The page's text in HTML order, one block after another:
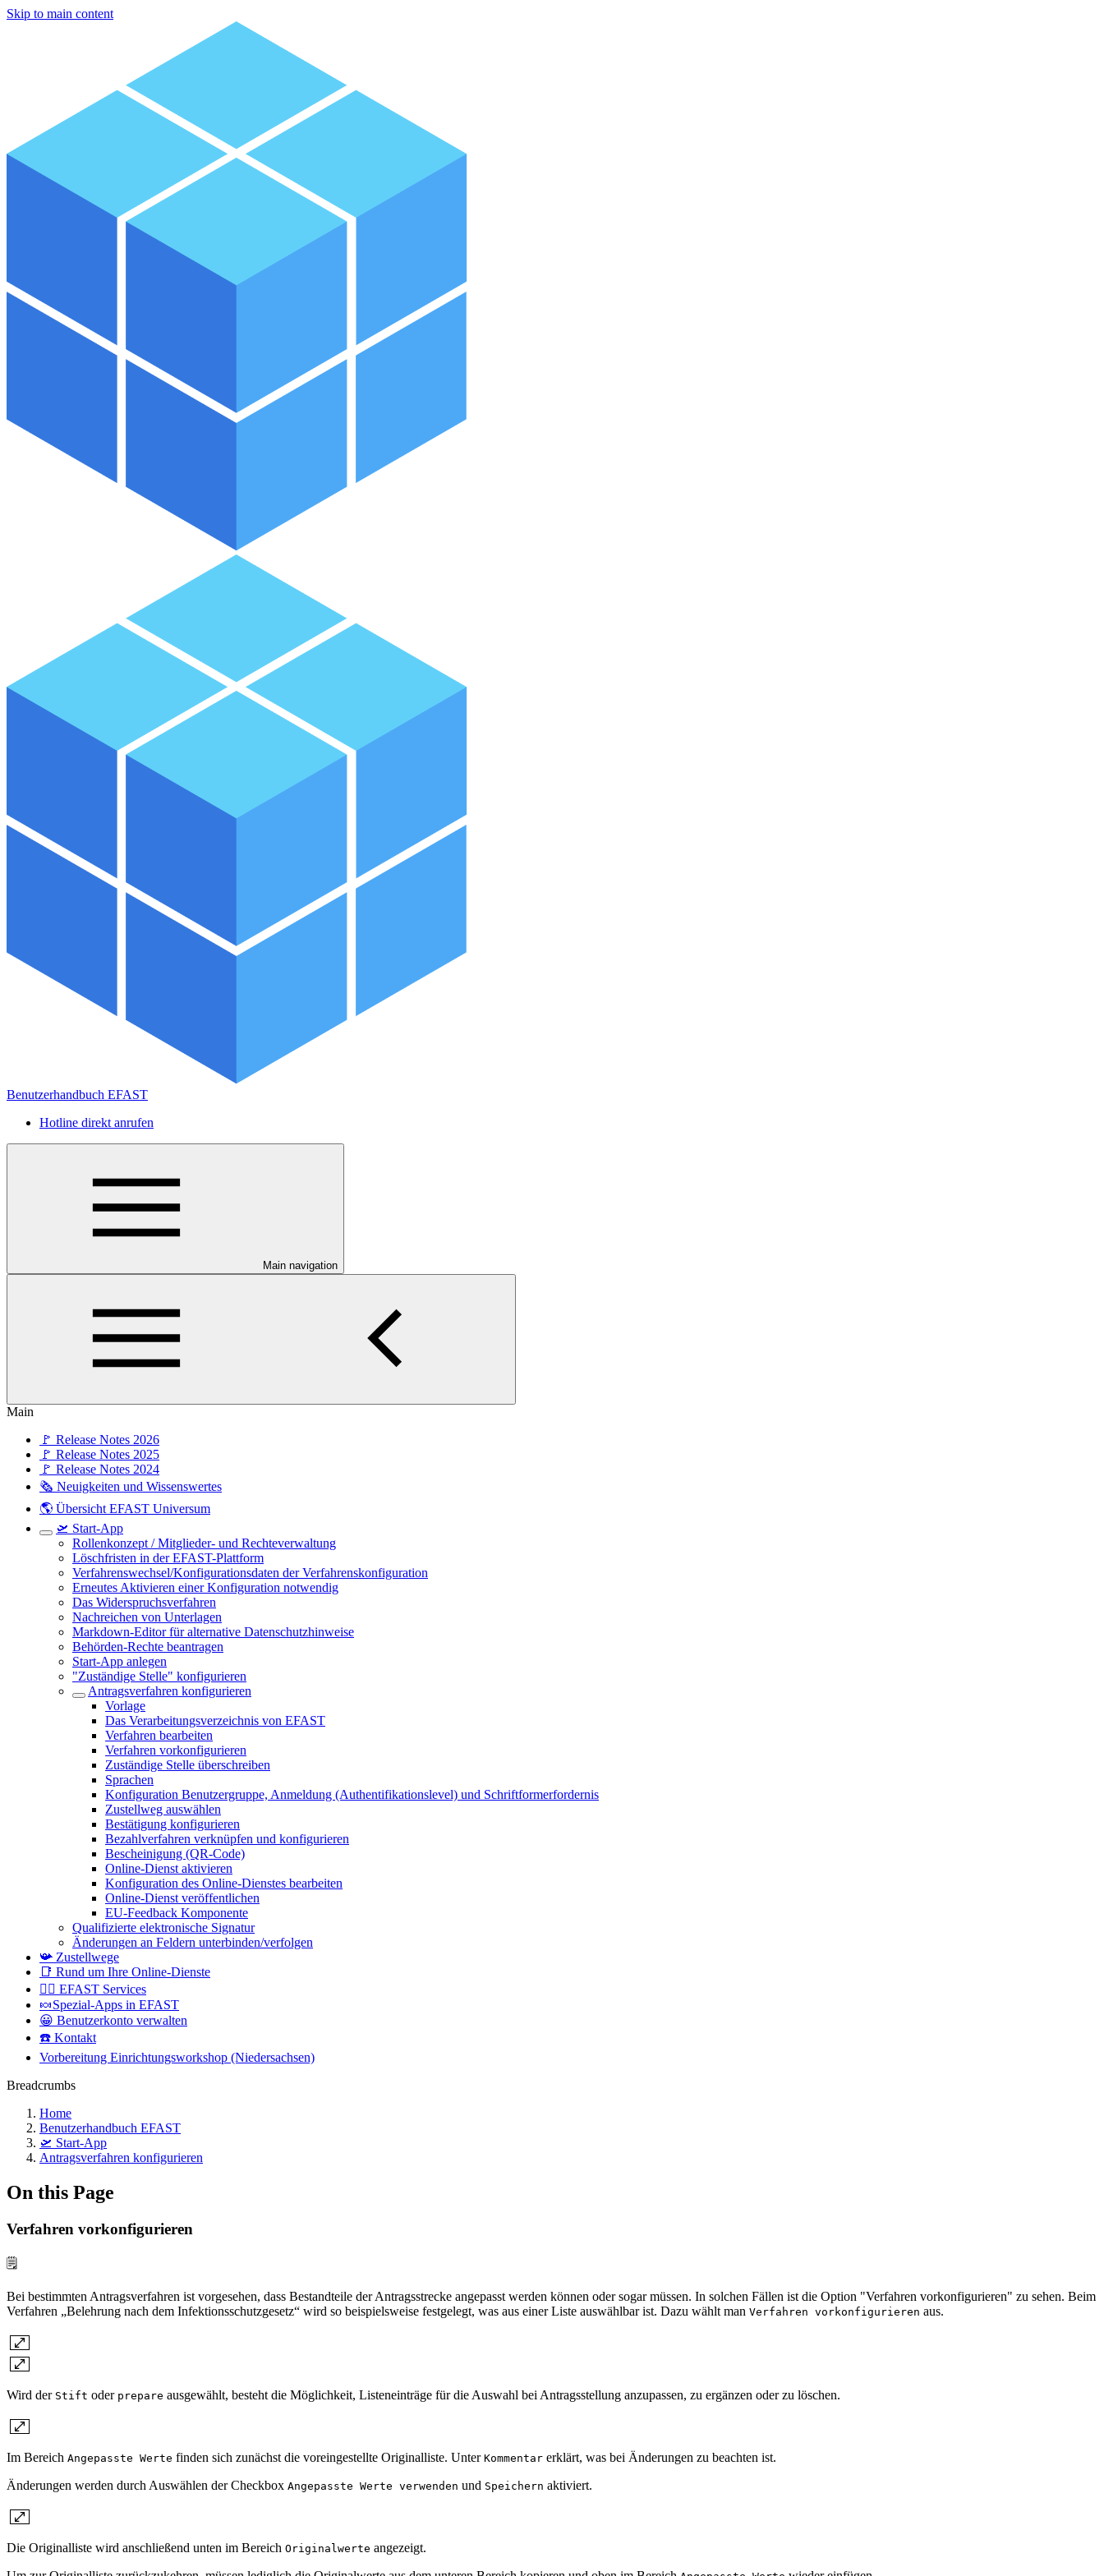
Skip to main content
Benutzerhandbuch EFAST
Hotline direkt anrufen
Main navigation
Main
🚩 Release Notes 2026
🚩 Release Notes 2025
🚩 Release Notes 2024
🗞️ Neuigkeiten und Wissenswertes
🌎 Übersicht EFAST Universum
🛫 Start-App
Rollenkonzept / Mitglieder- und Rechteverwaltung
Löschfristen in der EFAST-Plattform
Verfahrenswechsel/Konfigurationsdaten der Verfahrenskonfiguration
Erneutes Aktivieren einer Konfiguration notwendig
Das Widerspruchsverfahren
Nachreichen von Unterlagen
Markdown-Editor für alternative Datenschutzhinweise
Behörden-Rechte beantragen
Start-App anlegen
"Zuständige Stelle" konfigurieren
Antragsverfahren konfigurieren
Vorlage
Das Verarbeitungsverzeichnis von EFAST
Verfahren bearbeiten
Verfahren vorkonfigurieren
Zuständige Stelle überschreiben
Sprachen
Konfiguration Benutzergruppe, Anmeldung (Authentifikationslevel) und Schriftformerfordernis
Zustellweg auswählen
Bestätigung konfigurieren
Bezahlverfahren verknüpfen und konfigurieren
Bescheinigung (QR-Code)
Online-Dienst aktivieren
Konfiguration des Online-Dienstes bearbeiten
Online-Dienst veröffentlichen
EU-Feedback Komponente
Qualifizierte elektronische Signatur
Änderungen an Feldern unterbinden/verfolgen
📯 Zustellwege
📑 Rund um Ihre Online-Dienste
🤷‍♀️ EFAST Services
🍬Spezial-Apps in EFAST
😀 Benutzerkonto verwalten
☎️ Kontakt
Vorbereitung Einrichtungsworkshop (Niedersachsen)
Breadcrumbs
Home
Benutzerhandbuch EFAST
🛫 Start-App
Antragsverfahren konfigurieren
On this Page
Verfahren vorkonfigurieren
🗒️
Bei bestimmten Antragsverfahren ist vorgesehen, dass Bestandteile der Antragsstrecke angepasst werden können oder sogar müssen. In solchen Fällen ist die Option "Verfahren vorkonfigurieren" zu sehen. Beim
Verfahren „Belehrung nach dem Infektionsschutzgesetz“ wird so beispielsweise festgelegt, was aus einer Liste auswählbar ist. Dazu wählt man Verfahren vorkonfigurieren aus.
Wird der Stift oder prepare ausgewählt, besteht die Möglichkeit, Listeneinträge für die Auswahl bei Antragsstellung anzupassen, zu ergänzen oder zu löschen.
Im Bereich Angepasste Werte finden sich zunächst die voreingestellte Originalliste. Unter Kommentar erklärt, was bei Änderungen zu beachten ist.
Änderungen werden durch Auswählen der Checkbox Angepasste Werte verwenden und Speichern aktiviert.
Die Originalliste wird anschließend unten im Bereich Originalwerte angezeigt.